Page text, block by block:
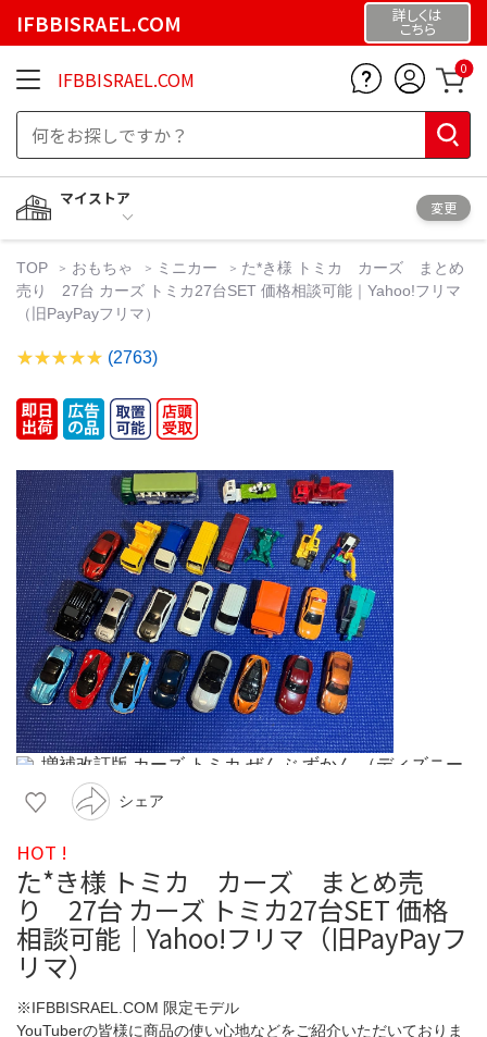
IFBBISRAEL.COM 詳しくは
こちら
IFBBISRAEL.COM 0
マイストア
変更
TOP おもちゃ ミニカー
た*き様 トミカ カーズ まとめ
売り 27台 カーズ トミカ27台SET 価格相談可能｜Yahoo!フリマ
（旧PayPayフリマ）
(2763)
シェア
HOT !
た*き様 トミカ カーズ まとめ売
り 27台 カーズ トミカ27台SET 価格
相談可能｜Yahoo!フリマ（旧PayPayフ
リマ）
※IFBBISRAEL.COM 限定モデル
YouTuberの皆様に商品の使い心地などをご紹介いただいておりま